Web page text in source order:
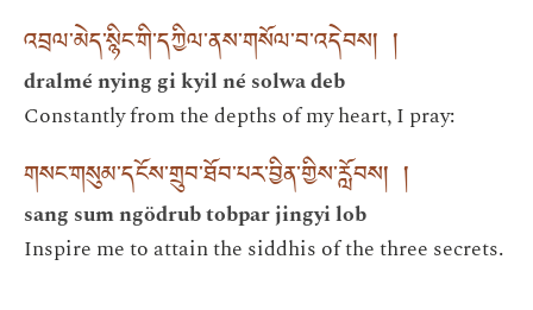
འབྲལ་མེད་སྙིང་གི་དཀྱིལ་ནས་གསོལ་བ་འདེབས། །
dralmé nying gi kyil né solwa deb
Constantly from the depths of my heart, I pray:
གསང་གསུམ་དངོས་གྲུབ་ཐོབ་པར་བྱིན་གྱིས་རློབས། །
sang sum ngödrub tobpar jingyi lob
Inspire me to attain the siddhis of the three secrets.